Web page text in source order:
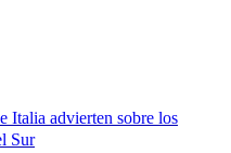
Italia advierten sobre los
Sur